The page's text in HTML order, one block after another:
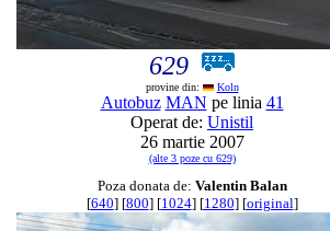
629
provine din: Koln
Autobuz MAN pe linia 41
Operat de: Unistil
26 martie 2007
(alte 3 poze cu 629)
Poza donata de: Valentin Balan
[640] [800] [1024] [1280] [original]